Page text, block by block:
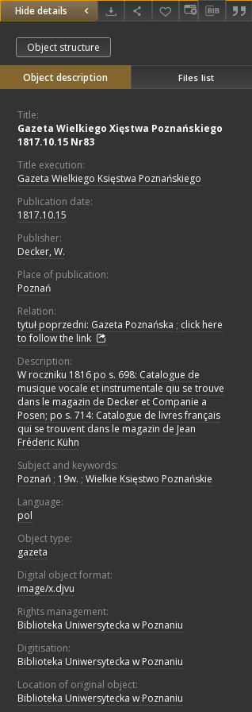
Hide details
Object structure
Object description Files list
Title:
Gazeta Wielkiego Xięstwa Poznańskiego
1817.10.15 Nr83
Title execution:
Gazeta Wielkiego Księstwa Poznańskiego
Publication date:
1817.10.15
Publisher:
Decker, W.
Place of publication:
Poznań
Relation:
tytuł poprzedni: Gazeta Poznańska ; click here
to follow the link
Description:
W roczniku 1816 po s. 698: Catalogue de
musique vocale et instrumentale qiu se trouve
dans le magazin de Decker et Companie a
Posen; po s. 714: Catalogue de livres français
qui se trouvent dans le magazin de Jean
Fréderic Kühn
Subject and keywords:
Poznań ; 19w. ; Wielkie Księstwo Poznańskie
Language:
pol
Object type:
gazeta
Digital object format:
image/x.djvu
Rights management:
Biblioteka Uniwersytecka w Poznaniu
Digitisation:
Biblioteka Uniwersytecka w Poznaniu
Location of original object:
Biblioteka Uniwersytecka w Poznaniu